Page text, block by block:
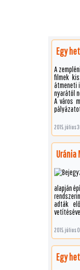
Egy
A
filmek
átmeneti
nyarától
A város
2015. július
Uránia
alapján
adták
1953-
majd a
épület.
2015. július
Egy